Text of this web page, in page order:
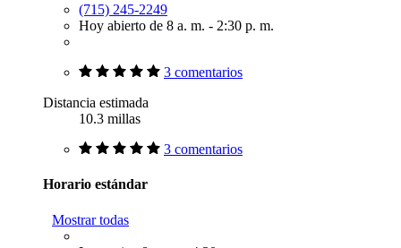
(715) 245-2249
Hoy abierto de 8 a. m. - 2:30 p. m.
3 comentarios
Distancia estimada
10.3 millas
3 comentarios
Horario estándar
Mostrar todas